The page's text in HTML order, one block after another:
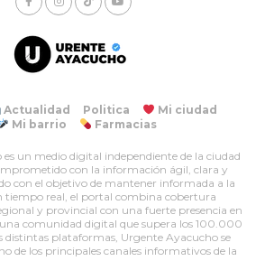
Actualidad Politica
Mi ciudad
Mi barrio
Farmacias
un medio digital independiente de la ciudad
con la información ágil, clara y
con el objetivo de mantener informada a la
tiempo real, el portal combina cobertura
y provincial con una fuerte presencia en
una comunidad digital que supera los 100.000
distintas plataformas, Urgente Ayacucho se
de los principales canales informativos de la